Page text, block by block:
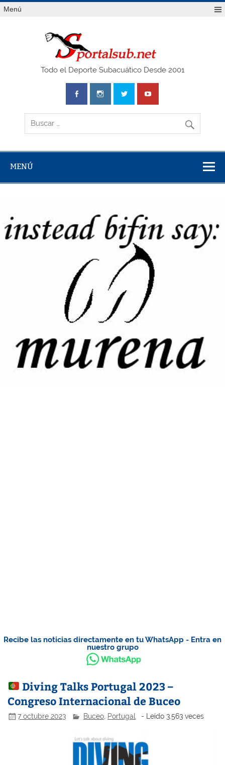
Saltar
alMenú
Todo el Deporte Subacuático Desde 2001
MENÚ
Recibe las noticias directamente en tu WhatsApp - Entra en
nuestro grupo
Diving Talks Portugal 2023 –
Congreso Internacional de Buceo
7 octubre 2023 Buceo Portugal - Leído 3.563 veces